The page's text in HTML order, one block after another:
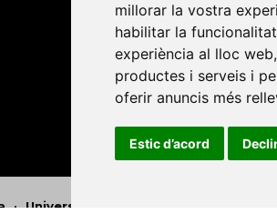
millorar la vostra
habilitar la
experiència al lloc web,
productes i serveis i
oferir anuncis més
Estic d’acord
•Universitat Autònoma de Barcelona